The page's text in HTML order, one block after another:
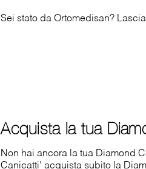
Sei stato da Ortomedisan?
Acquista la tua
Non hai ancora la tua Diamond
Canicatti' acquista subito la